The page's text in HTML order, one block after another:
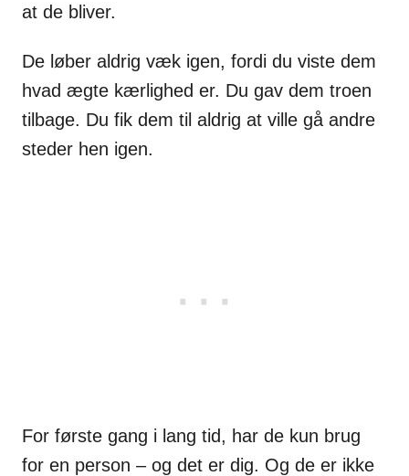
at de bliver.
De løber aldrig væk igen, fordi du viste dem
hvad ægte kærlighed er. Du gav dem troen
tilbage. Du fik dem til aldrig at ville gå andre
steder hen igen.
For første gang i lang tid, har de kun brug
for en person – og det er dig. Og de er ikke